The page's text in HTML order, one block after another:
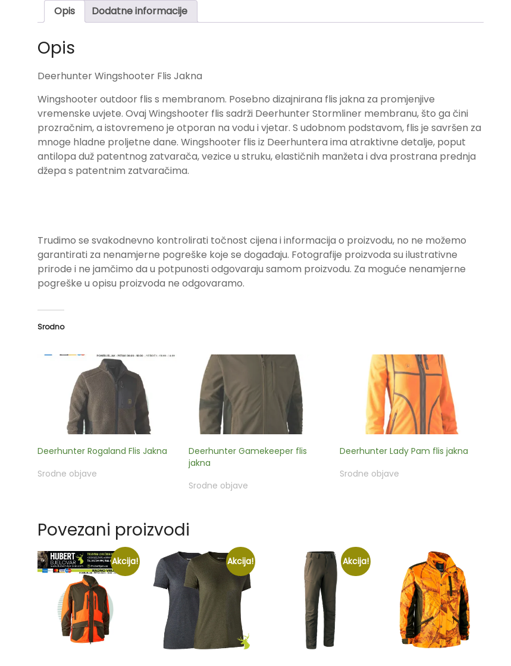
Opis Dodatne informacije
Opis
Deerhunter Wingshooter Flis Jakna
Wingshooter outdoor flis s membranom. Posebno dizajnirana flis jakna za promjenjive
vremenske uvjete. Ovaj Wingshooter flis sadrži Deerhunter Stormliner membranu, što ga čini
prozračnim, a istovremeno je otporan na vodu i vjetar. S udobnom podstavom, flis je savršen za
mnoge hladne proljetne dane. Wingshooter flis iz Deerhuntera ima atraktivne detalje, poput
antilopa duž patentnog zatvarača, vezice u struku, elastičnih manžeta i dva prostrana prednja
džepa s patentnim zatvaračima.
Trudimo se svakodnevno kontrolirati točnost cijena i informacija o proizvodu, no ne možemo
garantirati za nenamjerne pogreške koje se događaju. Fotografije proizvoda su ilustrativne
prirode i ne jamčimo da u potpunosti odgovaraju samom proizvodu. Za moguće nenamjerne
pogreške u opisu proizvoda ne odgovaramo.
Srodno
Deerhunter Rogaland Flis Jakna
Srodne objave
Deerhunter Gamekeeper flis
jakna
Srodne objave
Deerhunter Lady Pam flis jakna
Srodne objave
Povezani proizvodi
Akcija! Akcija! Akcija!